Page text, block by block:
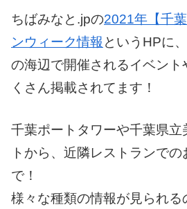
ちばみなと.jpの2021年【千
ンウィーク情報 というHPに
の海辺で開催されるイベント
くさん掲載されてます！
千葉ポートタワーや千葉県立
トから、近隣レストランでの
で！
様々な種類の情報が見られる